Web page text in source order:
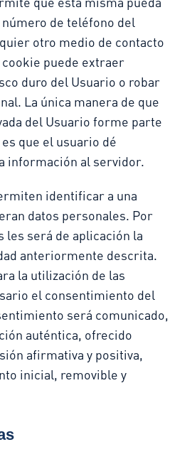
de teléfono del
otro medio de contacto
puede extraer
duro del Usuario o robar
La única manera de que
del Usuario forme parte
que el usuario dé
información al servidor.
identificar a una
datos personales. Por
les será de aplicación la
anteriormente descrita.
la utilización de las
el consentimiento del
será comunicado,
auténtica, ofrecido
afirmativa y positiva,
inicial, removible y